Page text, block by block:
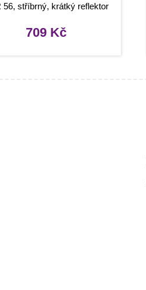
56, stříbrný, krátký reflektor
709 Kč